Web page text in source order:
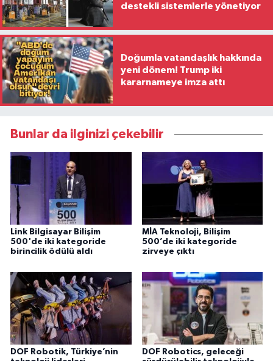
destekli sistemlerle yönetiyor
Doğumla vatandaşlık hakkında
yeni dönem! Trump iki
kararnameye imza attı
Bunlar da ilginizi çekebilir
Link Bilgisayar Bilişim
500'de iki kategoride
birincilik ödülü aldı
MİA Teknoloji, Bilişim
500’de iki kategoride
zirveye çıktı
DOF Robotik, Türkiye’nin
DOF Robotics, geleceği